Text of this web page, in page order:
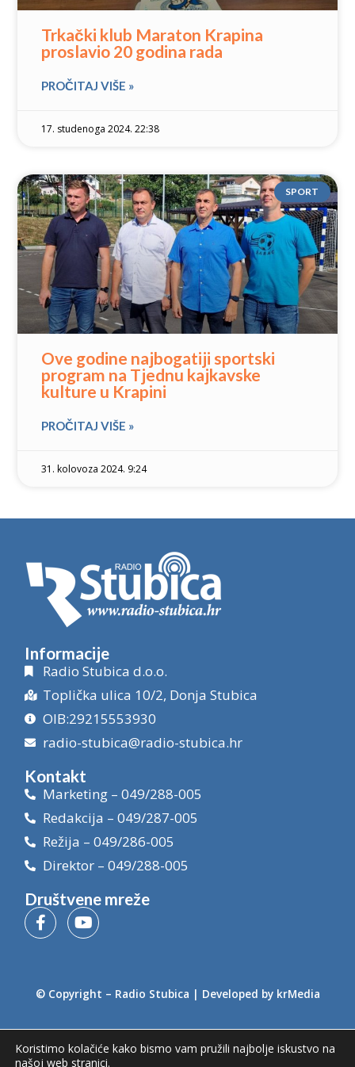
Trkački klub Maraton Krapina
proslavio 20 godina rada
PROČITAJ VIŠE »
17. studenoga 2024. 22:38
SPORT
Ove godine najbogatiji sportski
program na Tjednu kajkavske
kulture u Krapini
PROČITAJ VIŠE »
31. kolovoza 2024. 9:24
Informacije
Radio Stubica d.o.o.
Toplička ulica 10/2, Donja Stubica
OIB:29215553930
radio-stubica@radio-stubica.hr
Kontakt
Marketing – 049/288-005
Redakcija – 049/287-005
Režija – 049/286-005
Direktor – 049/288-005
Društvene mreže
© Copyright – Radio Stubica | Developed by krMedia
Koristimo kolačiće kako bismo vam pružili najbolje iskustvo na
našoj web stranici.